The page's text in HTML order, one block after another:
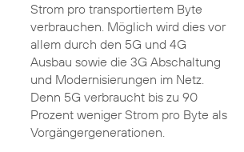
Strom pro transportiertem Byte
verbrauchen. Möglich wird dies vor
allem durch den 5G und 4G
Ausbau sowie die 3G Abschaltung
und Modernisierungen im Netz.
Denn 5G verbraucht bis zu 90
Prozent weniger Strom pro Byte als
Vorgängergenerationen.